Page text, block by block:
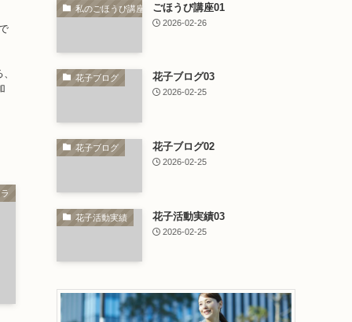
私のごほうび講座 ごほうび講座01
2026-02-26
花子ブログ 花子ブログ03
2026-02-25
花子ブログ 花子ブログ02
2026-02-25
花子活動実績 花子活動実績03
2026-02-25